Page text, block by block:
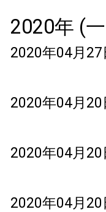
2020年 (
2020年04月27
2020年04月20
2020年04月20
2020年04月20